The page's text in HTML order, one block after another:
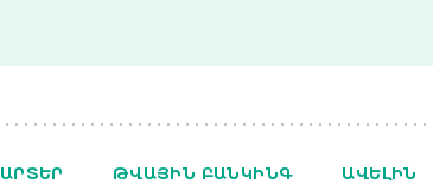
ԹՎԱՅԻՆ ԲԱՆԿԻՆԳ ԱՎԵԼԻՆ